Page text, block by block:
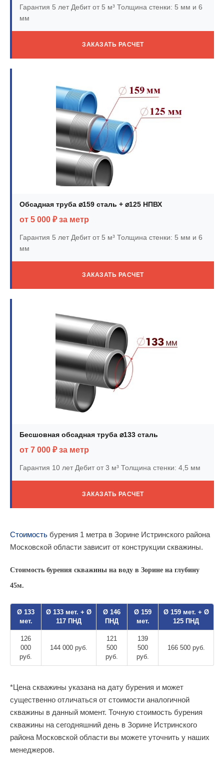
Гарантия 5 летДебит от 5 м³ Толщина стенки: 5 мм и 6
мм
ЗАКАЗАТЬ РАСЧЕТ
Обсадная труба ⌀159 сталь + ⌀125 НПВХ
от 5 000 ₽ за метр
Гарантия 5 летДебит от 5 м³ Толщина стенки: 5 мм и 6
мм
ЗАКАЗАТЬ РАСЧЕТ
Бесшовная обсадная труба ⌀133 сталь
от 7 000 ₽ за метр
Гарантия 10 летДебит от 3 м³ Толщина стенки: 4,5 мм
ЗАКАЗАТЬ РАСЧЕТ
Стоимость бурения 1 метра в Зорине Истринского района
Московской области зависит от конструкции скважины.
Стоимость бурения скважины на воду в Зорине на глубину
45м.
Ø 133
мет.
Ø 133 мет. + Ø
117 ПНД
Ø 146
ПНД
Ø 159
мет.
Ø 159 мет. + Ø
125 ПНД
126
000
руб.
144 000 руб.
121
500
руб.
139
500
руб.
166 500 руб.
*Цена скважины указана на дату бурения и может
существенно отличаться от стоимости аналогичной
скважины в данный момент. Точную стоимость бурения
скважины на сегодняшний день в Зорине Истринского
района Московской области вы можете уточнить у наших
менеджеров.